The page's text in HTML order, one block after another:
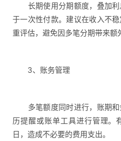
长期使用分期额度，叠加利
于一次性付款。建议在收入不
重评估，避免因多笔分期带来额
3、账务管理
多笔额度同时进行，账期和
历提醒或账单工具进行管理。
日，造成不必要的费用支出。